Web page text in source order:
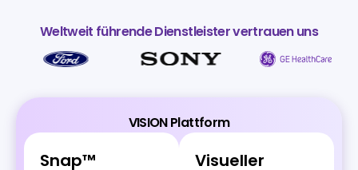
Weltweit führende Dienstleister vertrauen uns
VISION Plattform
Snap™
Visueller